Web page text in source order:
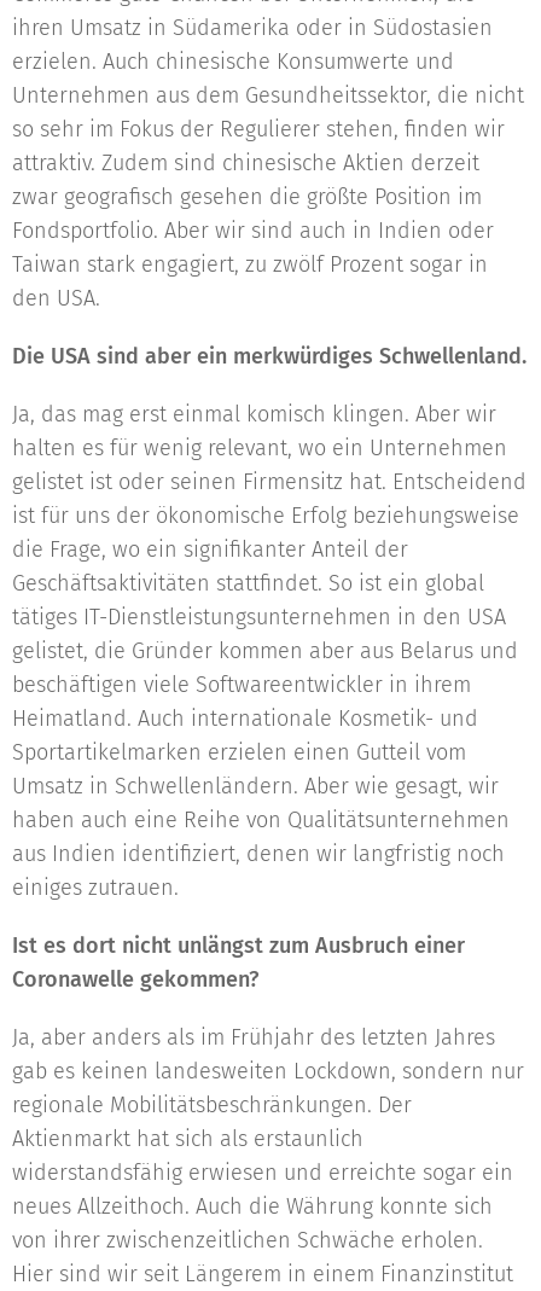
ihren Umsatz in Südamerika oder in Südostasien
erzielen. Auch chinesische Konsumwerte und
Unternehmen aus dem Gesundheitssektor, die nicht
so sehr im Fokus der Regulierer stehen, finden wir
attraktiv. Zudem sind chinesische Aktien derzeit
zwar geografisch gesehen die größte Position im
Fondsportfolio. Aber wir sind auch in Indien oder
Taiwan stark engagiert, zu zwölf Prozent sogar in
den USA.
Die USA sind aber ein merkwürdiges Schwellenland.
Ja, das mag erst einmal komisch klingen. Aber wir
halten es für wenig relevant, wo ein Unternehmen
gelistet ist oder seinen Firmensitz hat. Entscheidend
ist für uns der ökonomische Erfolg beziehungsweise
die Frage, wo ein signifikanter Anteil der
Geschäftsaktivitäten stattfindet. So ist ein global
tätiges IT-Dienstleistungsunternehmen in den USA
gelistet, die Gründer kommen aber aus Belarus und
beschäftigen viele Softwareentwickler in ihrem
Heimatland. Auch internationale Kosmetik- und
Sportartikelmarken erzielen einen Gutteil vom
Umsatz in Schwellenländern. Aber wie gesagt, wir
haben auch eine Reihe von Qualitätsunternehmen
aus Indien identifiziert, denen wir langfristig noch
einiges zutrauen.
Ist es dort nicht unlängst zum Ausbruch einer
Coronawelle gekommen?
Ja, aber anders als im Frühjahr des letzten Jahres
gab es keinen landesweiten Lockdown, sondern nur
regionale Mobilitätsbeschränkungen. Der
Aktienmarkt hat sich als erstaunlich
widerstandsfähig erwiesen und erreichte sogar ein
neues Allzeithoch. Auch die Währung konnte sich
von ihrer zwischenzeitlichen Schwäche erholen.
Hier sind wir seit Längerem in einem Finanzinstitut